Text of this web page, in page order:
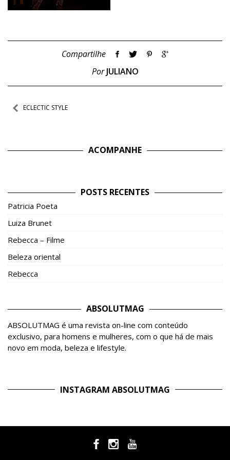
Compartilhe
PorJULIANO
Navegação
ECLECTIC STYLE
ACOMPANHE
POSTS RECENTES
Patricia Poeta
Luiza Brunet
Rebecca – Filme
Beleza oriental
Rebecca
ABSOLUTMAG
ABSOLUTMAG é uma revista on-line com conteúdo
exclusivo, para homens e mulheres, com o que há de mais
novo em moda, beleza e lifestyle.
INSTAGRAM ABSOLUTMAG